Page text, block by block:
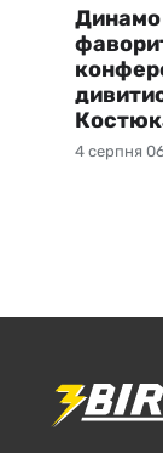
4 серпня
Динамо